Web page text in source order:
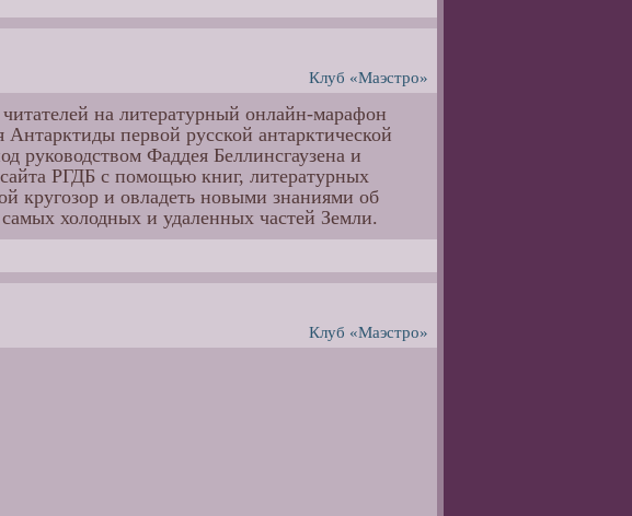
Клуб «Маэстро»
читателей на литературный онлайн-марафон
первой русской антарктической
руководством Фаддея Беллинсгаузена и
РГДБ с помощью книг, литературных
кругозор и овладеть новыми знаниями об
холодных и удаленных частей Земли.
Клуб «Маэстро»